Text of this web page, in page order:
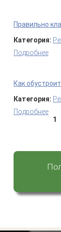
Правильно
Категория:
Подробнее
Как
Категория:
Подробнее
1